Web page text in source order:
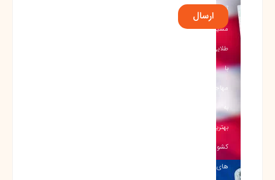
آغاز
مسیری
طلایی
با
مهاجرت
به
بهترین
کشور
های
ارسال